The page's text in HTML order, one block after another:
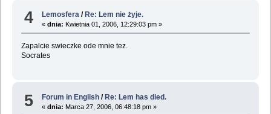
4 Lemosfera /Re: Lem nie żyje.
«dnia: Kwietnia 01, 2006, 12:29:03 pm »
Zapalcie swieczke ode mnie tez.
Socrates
5 Forum in English / Re: Lem has died.
«dnia: Marca 27, 2006, 06:48:18 pm »